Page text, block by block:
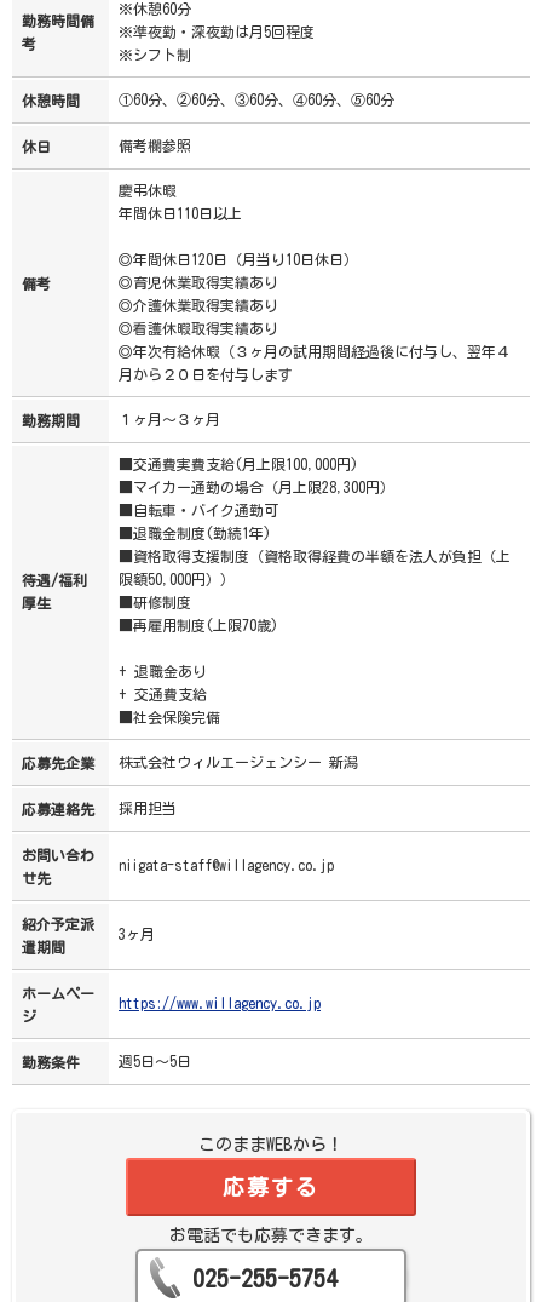
勤務時間備
考
※休憩60分
※準夜勤・深夜勤は月5回程度
※シフト制
休憩時間 ①60分、②60分、③60分、④60分、⑤60分
休日 備考欄参照
備考
慶弔休暇
年間休日110日以上
◎年間休日120日（月当り10日休日）
◎育児休業取得実績あり
◎介護休業取得実績あり
◎看護休暇取得実績あり
◎年次有給休暇（３ヶ月の試用期間経過後に付与し、翌年４
月から２０日を付与します
勤務期間 １ヶ月～３ヶ月
待遇/福利
厚生
■交通費実費支給(月上限100,000円)
■マイカー通勤の場合（月上限28,300円）
■自転車・バイク通勤可
■退職金制度(勤続1年)
■資格取得支援制度（資格取得経費の半額を法人が負担（上
限額50,000円））
■研修制度
■再雇用制度(上限70歳)
+ 退職金あり
+ 交通費支給
■社会保険完備
応募先企業 株式会社ウィルエージェンシー 新潟
応募連絡先 採用担当
お問い合わ
せ先
niigata-staff@willagency.co.jp
紹介予定派
遣期間
3ヶ月
ホームペー
ジ
https://www.willagency.co.jp
勤務条件 週5日～5日
このままWEBから！
応募する
お電話でも応募できます。
025-255-5754